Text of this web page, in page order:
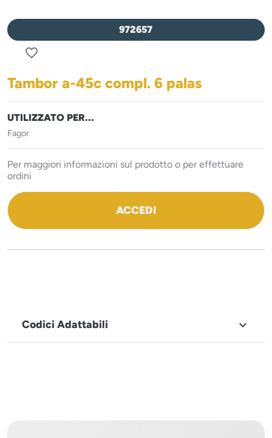
972657
favorite_border
Tambor a-45c compl. 6 palas
UTILIZZATO PER...
Fagor
Per maggiori informazioni sul prodotto o per effettuare
ordini
ACCEDI
Codici Adattabili 